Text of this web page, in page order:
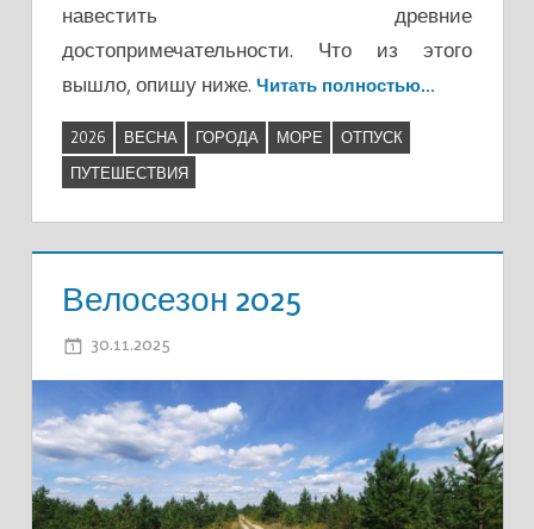
навестить древние
достопримечательности. Что из этого
вышло, опишу ниже. Читать полностью…
2026 ВЕСНА ГОРОДА МОРЕ
ОТПУСК
ПУТЕШЕСТВИЯ
Велосезон 2025
30.11.2025